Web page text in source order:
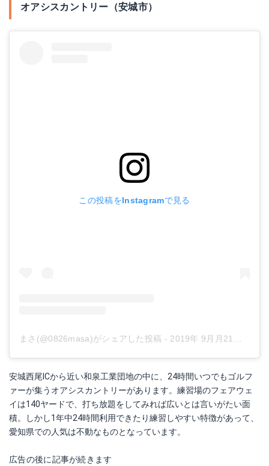
オアシスカントリー（安城市）
この投稿をInstagramで見る
まさ(@0826masa)がシェアした投稿 - 2019年 9月月21日午後7時04分PDT
安城西尾ICから近い和泉工業団地の中に、24時間いつでもゴルフ
ァーが集うオアシスカントリーがあります。練習場のフェアウェ
イは140ヤードで、打ち放題をしてみれば広いとは言いがたい面
積。しかし1年中24時間利用できたり練習しやすい特徴があって、
愛知県での人気は不動なものとなっています。
広告の後に記事が続きます